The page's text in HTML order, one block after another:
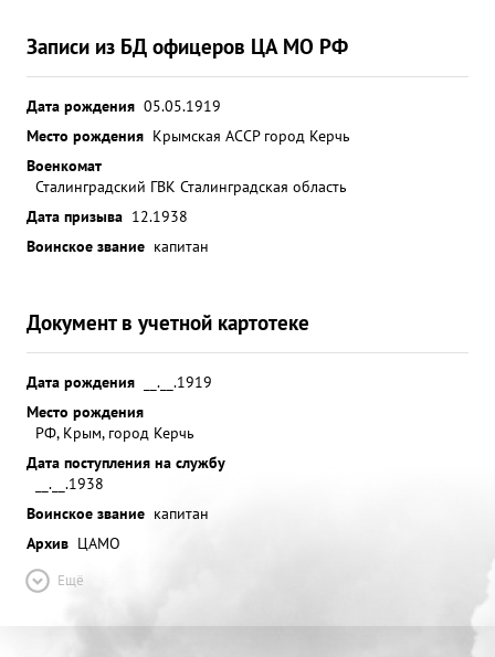
Записи из БД офицеров ЦА МО РФ
Дата рождения 05.05.1919
Место рождения Крымская АССР город Керчь
Военкомат
Сталинградский ГВК Сталинградская область
Дата призыва 12.1938
Воинское звание капитан
Документ в учетной картотеке
Дата рождения
__.__.1919
Место рождения
РФ, Крым, город Керчь
Дата поступления на службу
__.__.1938
Воинское звание капитан
Архив ЦАМО
Ещё